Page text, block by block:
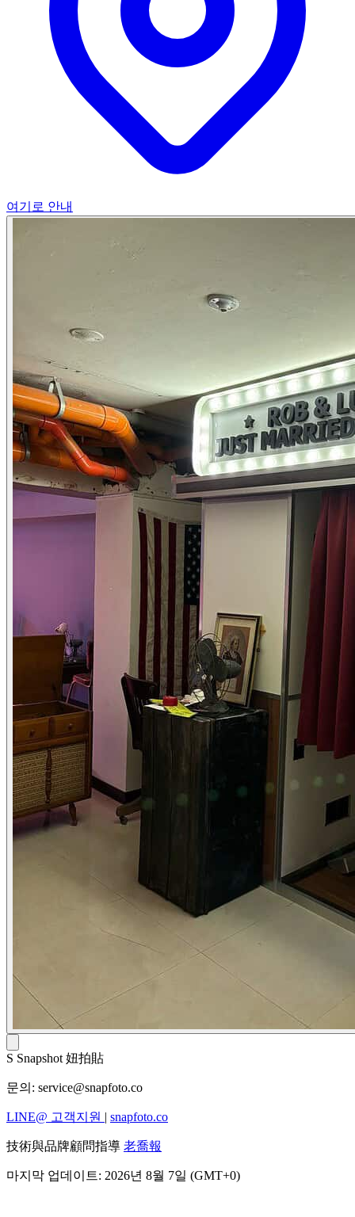
여기로 안내
S Snapshot 妞拍貼
문의: service@snapfoto.co
LINE@ 고객지원 | snapfoto.co
技術與品牌顧問指導 老喬報
마지막 업데이트: 2026년 8월 7일 (GMT+0)